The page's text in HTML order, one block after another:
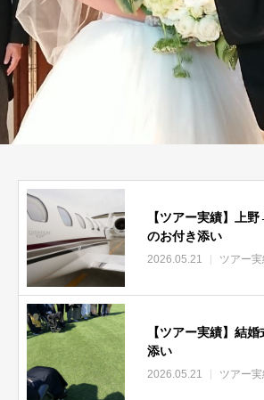
【ツアー実績】上
のお付き添い
2026.05.21 ツアー実
【ツアー実績】結
添い
2026.05.21 ツアー実